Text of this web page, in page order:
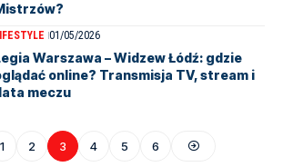
01/05/2026
Warszawa – Widzew Łódź: gdzie
online? Transmisja TV, stream i
meczu
1 2 3 4 5 6